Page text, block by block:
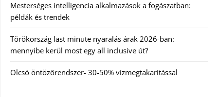
Mesterséges intelligencia alkalmazások a fogászatban:
példák és trendek
Törökország last minute nyaralás árak 2026-ban:
mennyibe kerül most egy all inclusive út?
Olcsó öntözőrendszer- 30-50% vízmegtakarítással